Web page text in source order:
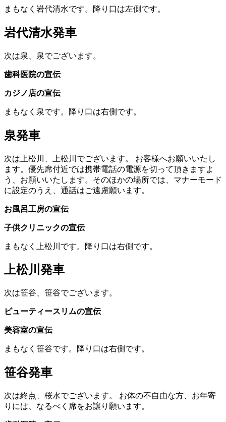
まもなく岩代清水です。降り口は左側です。
岩代清水発車
次は泉、泉でございます。
歯科医院の宣伝
カジノ店の宣伝
まもなく泉です。降り口は右側です。
泉発車
次は上松川、上松川でございます。 お客様へお願いいたし
ます。優先席付近では携帯電話の電源を切って頂きますよ
う、お願いいたします。そのほかの場所では、マナーモード
に設定のうえ、通話はご遠慮願います。
お風呂工房の宣伝
子供クリニックの宣伝
まもなく上松川です。降り口は右側です。
上松川発車
次は笹谷、笹谷でございます。
ビューティースリムの宣伝
美容室の宣伝
まもなく笹谷です。降り口は右側です。
笹谷発車
次は終点、桜水でございます。 お体の不自由な方、お年寄
りには、なるべく席をお譲り願います。